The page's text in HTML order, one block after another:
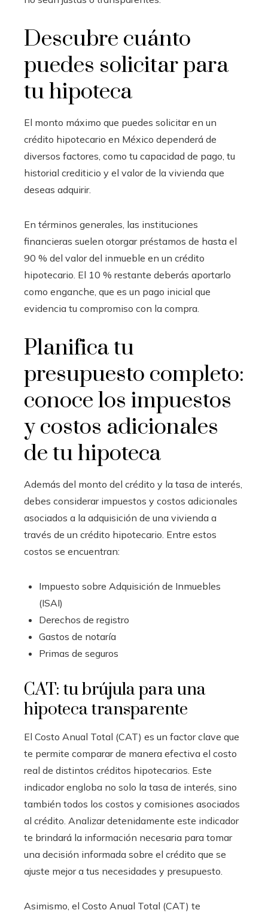
Descubre cuánto
puedes solicitar para
tu hipoteca
El monto máximo que puedes solicitar en un
crédito hipotecario en México dependerá de
diversos factores, como tu capacidad de pago, tu
historial crediticio y el valor de la vivienda que
deseas adquirir.
En términos generales, las instituciones
financieras suelen otorgar préstamos de hasta el
90 % del valor del inmueble en un crédito
hipotecario. El 10 % restante deberás aportarlo
como enganche, que es un pago inicial que
evidencia tu compromiso con la compra.
Planifica tu
presupuesto completo:
conoce los impuestos
y costos adicionales
de tu hipoteca
Además del monto del crédito y la tasa de interés,
debes considerar impuestos y costos adicionales
asociados a la adquisición de una vivienda a
través de un crédito hipotecario. Entre estos
costos se encuentran:
Impuesto sobre Adquisición de Inmuebles
(ISAI)
Derechos de registro
Gastos de notaría
Primas de seguros
CAT: tu brújula para una
hipoteca transparente
El Costo Anual Total (CAT) es un factor clave que
te permite comparar de manera efectiva el costo
real de distintos créditos hipotecarios. Este
indicador engloba no solo la tasa de interés, sino
también todos los costos y comisiones asociados
al crédito. Analizar detenidamente este indicador
te brindará la información necesaria para tomar
una decisión informada sobre el crédito que se
ajuste mejor a tus necesidades y presupuesto.
Asimismo, el Costo Anual Total (CAT) te